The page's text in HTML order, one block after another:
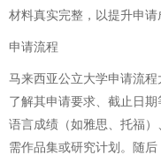
材料真实完整，以提升申请
申请流程
马来西亚公立大学申请流程
了解其申请要求、截止日期
语言成绩（如雅思、托福
需作品集或研究计划。随